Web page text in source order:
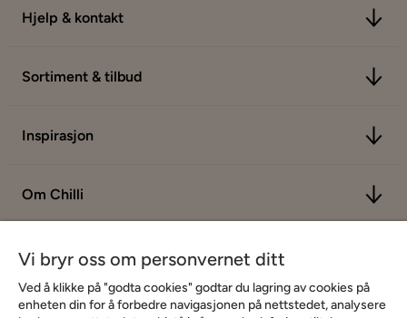
Hjelp & kontakt
Sortiment & tilbud
Inspirasjon
Om Chilli
Vi bryr oss om personvernet ditt
Ved å klikke på "godta cookies" godtar du lagring av cookies på
enheten din for å forbedre navigasjonen på nettstedet, analysere